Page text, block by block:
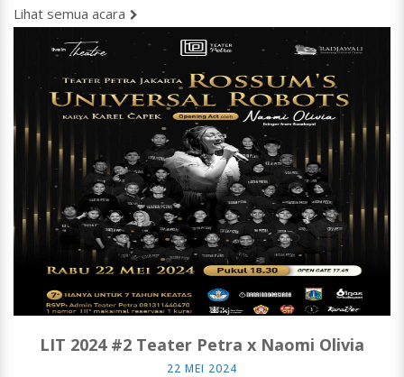
Lihat semua acara
LIT 2024 #2 Teater Petra x Naomi Olivia
22 MEI 2024